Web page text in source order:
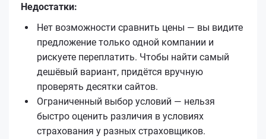
Недостатки:
Нет возможности сравнить цены — вы видите
предложение только одной компании и
рискуете переплатить. Чтобы найти самый
дешёвый вариант, придётся вручную
проверять десятки сайтов.
Ограниченный выбор условий — нельзя
быстро оценить различия в условиях
страхования у разных страховщиков.